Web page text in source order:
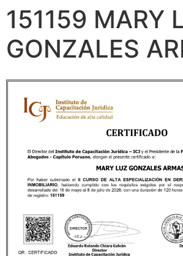
151159 MARY
GONZALES